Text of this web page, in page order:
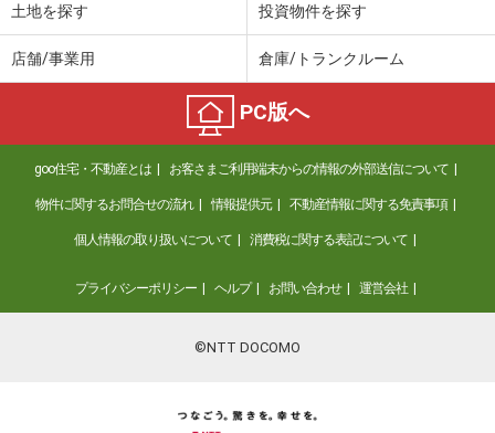
1,849万円
住 所
静岡県浜松市中央区葵東２丁目
建物面積 83.46m²
土地面積
129.26m²
静岡県浜松市中央区海老塚町
価 格
2,799万円
住 所
静岡県浜松市中央区海老塚町
106m²
静岡県浜松市中央区大蒲町
土地を探す 投資物件を探す
店舗/事業用 倉庫/トランクルーム
PC版へ
goo住宅・不動産とは お客さまご利用端末からの情報の外部送信について
物件に関するお問合せの流れ 情報提供元 不動産情報に関する免責事項
個人情報の取り扱いについて 消費税に関する表記について
プライバシーポリシー ヘルプ お問い合わせ 運営会社
©NTT DOCOMO